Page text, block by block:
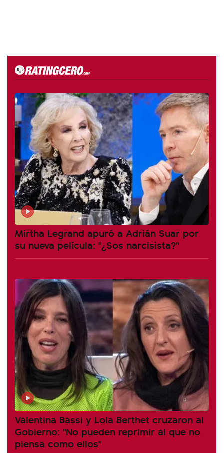
Mirtha Legrand apuró a Adrián Suar por
su nueva película: "¿Sos narcisista?"
Valentina Bassi y Lola Berthet cruzaron al
Gobierno: "No pueden reprimir al que no
piensa como ellos"